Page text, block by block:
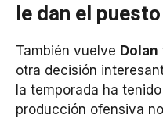
le dan el
También vuelve Dolan
otra decisión
la temporada ha
producción ofensiva